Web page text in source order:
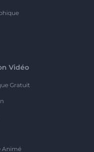
Vidéo
Gratuit
Animé